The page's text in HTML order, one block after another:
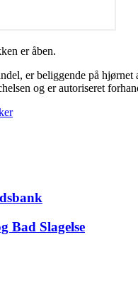
er åben.
er beliggende på
og er autoriseret
Bad Slagelse